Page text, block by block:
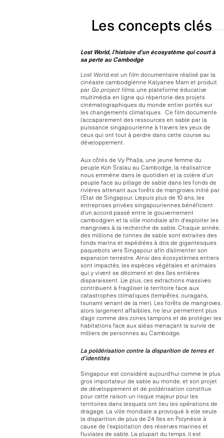
Les concepts clés
Lost World, l’histoire d’un écosystème qui court à
sa perte au Cambodge
Lost World est un film documentaire réalisé par la
cinéaste cambodgienne Kalyanee Mam et produit
par Go project films, une plateforme éducative
multimédia en ligne qui répertorie des projets
cinématographiques du monde entier portés sur
les changements climatiques. Ce film documente
l’accaparement des ressources en sable par la
puissance singapourienne à travers les yeux de
ceux qui ont tout à perdre dans cette course au
développement.
Aux côtés de Vy Phalla, une jeune femme du
peuple Koh Sralau au Cambodge, la réalisatrice
nous emmène dans le quotidien et la colère d’un
peuple face au pillage de sable dans les fonds de
rivières attenant aux forêts de mangroves initié par
l’Etat de Singapour. Depuis plus de 10 ans, les
entreprises privées singapouriennes bénéficient
d’un accord passé entre le gouvernement
cambodgien et la ville mondiale afin d’exploiter les
mangroves à la recherche de sable. Chaque année,
des millions de tonnes de sable sont extraites des
fonds marins et expédiées à dos de gigantesques
paquebots vers Singapour afin d’alimenter son
expansion terrestre. Ainsi des écosystèmes entiers
sont impactés, les espèces végétales et animales
qui y vivent se déciment et des îles entières
disparaissent. De plus, ces extractions massives
contribuent à fragiliser le territoire face aux
catastrophes climatiques (tempêtes, ouragans,
tsunami venant de la mer). Les forêts de mangroves,
alors largement affaiblies, ne leur permettent plus
d’agir comme des zones tampons et de protéger les
habitations face aux aléas menaçant la survie de
milliers de personnes au Cambodge.
La poldérisation contre la disparition de terres et
d’identités
Singapour est considéré aujourd’hui comme le plus
gros importateur de sable au monde, et son projet
de développement et de poldérisation constitue
pour cette raison un risque majeur pour les
territoires dans lesquels ont lieu les opérations de
dragage. La ville mondiale a provoqué à elle seule
la disparition de plus de 24 îles en Polynésie à
cause de l’exploitation des réserves marines et
fluviales de sable. La plupart du temps, il est